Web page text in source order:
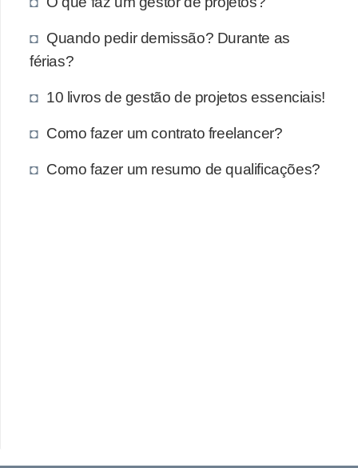
Quando pedir demissão? Durante as
férias?
10 livros de gestão de projetos essenciais!
Como fazer um contrato freelancer?
Como fazer um resumo de qualificações?